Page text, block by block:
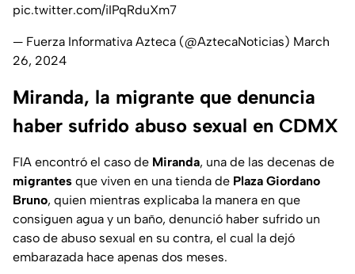
pic.twitter.com/iIPqRduXm7
— Fuerza Informativa Azteca (@AztecaNoticias) March
26, 2024
Miranda, la migrante que denuncia
haber sufrido abuso sexual en CDMX
FIA encontró el caso de Miranda, una de las decenas de
migrantes que viven en una tienda de Plaza Giordano
Bruno, quien mientras explicaba la manera en que
consiguen agua y un baño, denunció haber sufrido un
caso de abuso sexual en su contra, el cual la dejó
embarazada hace apenas dos meses.